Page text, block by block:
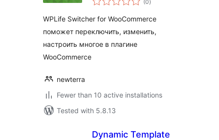
(0ratings
)
WPLife Switcher for WooCommerce
поможет переключить, изменить,
настроить многое в плагине
WooCommerce
newterra
Fewer than 10 active installations
Tested with 5.8.13
Dynamic Template